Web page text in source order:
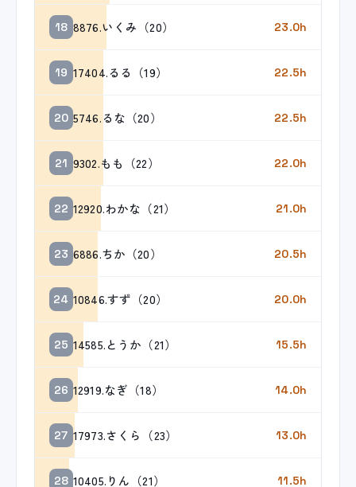
18 8876.いくみ（20） 23.0h
19 17404.るる（19） 22.5h
20 5746.るな（20） 22.5h
21 9302.もも（22） 22.0h
22 12920.わかな（21） 21.0h
23 6886.ちか（20） 20.5h
24 10846.すず（20） 20.0h
25 14585.とうか（21） 15.5h
26 12919.なぎ（18） 14.0h
27 17973.さくら（23） 13.0h
28 10405.りん（21） 11.5h